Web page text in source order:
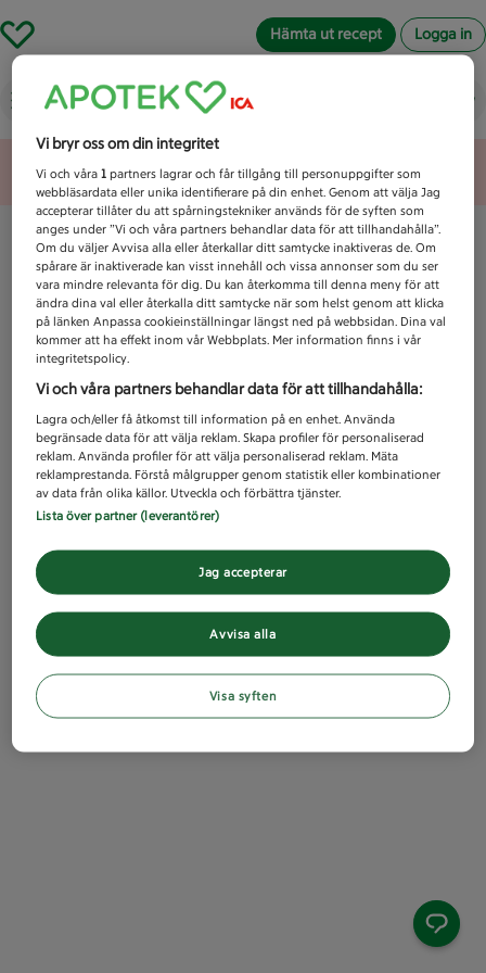
Hämta ut recept Logga in
Vad letar du efter idag?
Unknown error
Vi bryr oss om din integritet
Vi och våra1 partners lagrar och får tillgång till personuppgifter som
webbläsardata eller unika identifierare på din enhet. Genom att välja Jag
accepterar tillåter du att spårningstekniker används för de syften som
anges under ”Vi och våra partners behandlar data för att tillhandahålla”.
Om du väljer Avvisa alla eller återkallar ditt samtycke inaktiveras de. Om
spårare är inaktiverade kan visst innehåll och vissa annonser som du ser
vara mindre relevanta för dig. Du kan återkomma till denna meny för att
ändra dina val eller återkalla ditt samtycke när som helst genom att klicka
på länken Anpassa cookieinställningar längst ned på webbsidan. Dina val
kommer att ha effekt inom vår Webbplats. Mer information finns i vår
integritetspolicy.
Vi och våra partners behandlar data för att tillhandahålla:
Lagra och/eller få åtkomst till information på en enhet. Använda
begränsade data för att välja reklam. Skapa profiler för personaliserad
reklam. Använda profiler för att välja personaliserad reklam. Mäta
reklamprestanda. Förstå målgrupper genom statistik eller kombinationer
av data från olika källor. Utveckla och förbättra tjänster.
Lista över partner (leverantörer)
Avvisa alla
Jag accepterar
Visa syften